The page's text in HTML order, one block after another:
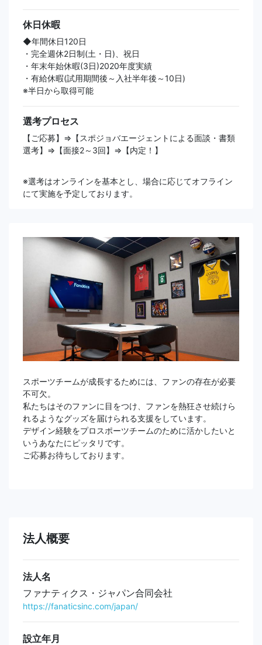
休日休暇
◆年間休日120日
・完全週休2日制(土・日)、祝日
・年末年始休暇(3日)2020年度実績
・有給休暇(試用期間後～入社半年後～10日)
※半日から取得可能
選考プロセス
【ご応募】⇒【スポジョバエージェントによる面談・書類
選考】⇒【面接2～3回】⇒【内定！】
※選考はオンラインを基本とし、場合に応じてオフライン
にて実施を予定しております。
スポーツチームが成長するためには、ファンの存在が必要
不可欠。
私たちはそのファンに目をつけ、ファンを熱狂させ続けら
れるようなグッズを届けられる支援をしています。
デザイン経験をプロスポーツチームのために活かしたいと
いうあなたにピッタリです。
ご応募お待ちしております。
法人概要
法人名
ファナティクス・ジャパン合同会社
https://fanaticsinc.com/japan/
設立年月